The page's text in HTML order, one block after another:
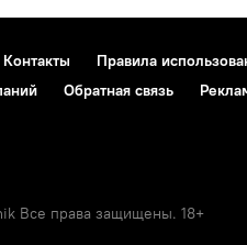
Контакты Правила
Обратная связь
Все права защищены. 18+